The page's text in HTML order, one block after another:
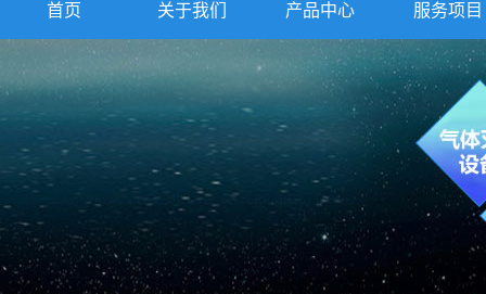
首页 关于我们 产品中心 服务项目